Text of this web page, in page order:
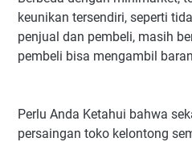
keunikan tersendiri, seperti
penjual dan pembeli, masih
pembeli bisa mengambil
Perlu Anda Ketahui bahwa
persaingan toko kelontong